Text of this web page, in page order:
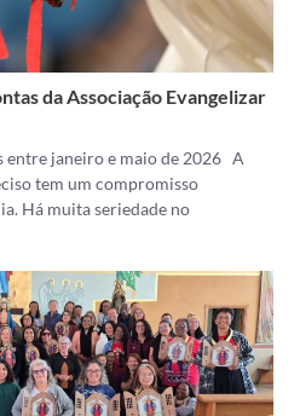
da Associação Evangelizar
entre janeiro e maio de 2026 A
tem um compromisso
Há muita seriedade no